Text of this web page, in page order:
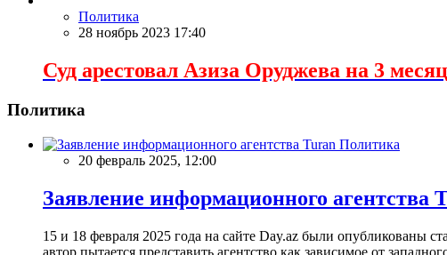
Политика
28 ноябрь 2023 17:40
Суд арестовал Азиза Оруджева на 3
Политика
Политика
20 февраль 2025, 12:00
Заявление информационного агентства
15 и 18 февраля 2025 года на сайте Day.az были опубликованы
автор пытается представить агентство как зависимое от